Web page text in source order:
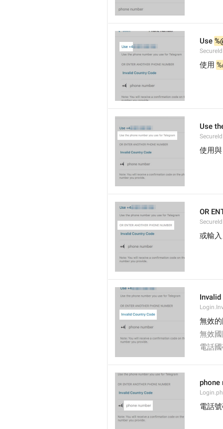
Use
使用
Use
使用
OR
或輸
無效
無效
電話
phone
電話